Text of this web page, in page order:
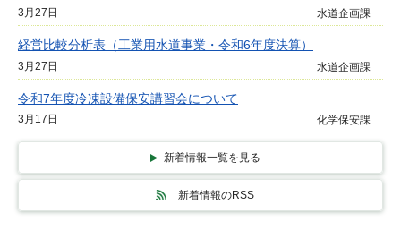
3月27日 水道企画課
経営比較分析表（工業用水道事業・令和6年度決算）
3月27日 水道企画課
令和7年度冷凍設備保安講習会について
3月17日 化学保安課
新着情報一覧を見る
新着情報のRSS